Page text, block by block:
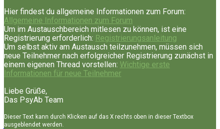
Hier findest du allgemeine Informationen zum Forum:
Allgemeine Informationen zum Forum
Um im Austauschbereich mitlesen zu können, ist eine
Registrierung erforderlich: Registrierungsanleitung
Um selbst aktiv am Austausch teilzunehmen, müssen sich
neue Teilnehmer nach erfolgreicher Registrierung zunächst in
einem eigenen Thread vorstellen: Wichtige erste
Informationen für neue Teilnehmer
Liebe Grüße,
Das PsyAb Team
Dieser Text kann durch Klicken auf das X rechts oben in dieser Textbox
ausgeblendet werden.